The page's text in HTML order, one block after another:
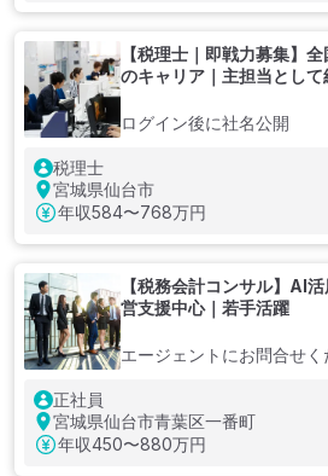
【税理士｜即戦力募集】
のキャリア｜主担当として
ログイン後に社名公開
税理士
宮城県仙台市
年収584〜768万円
【税務会計コンサル】AI
営支援中心｜若手活躍
エージェントにお問合せく
正社員
宮城県仙台市青葉区一番町
年収450〜880万円